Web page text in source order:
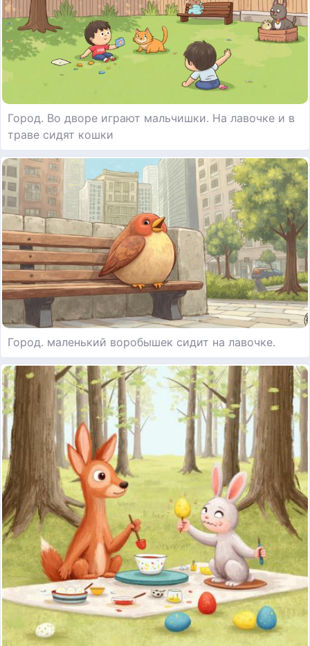
Город. Во дворе играют мальчишки. На лавочке и в
траве сидят кошки
Город. маленький воробышек сидит на лавочке.